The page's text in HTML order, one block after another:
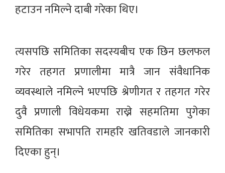
हटाउन नमिल्ने दाबी गरेका थिए।
त्यसपछि समितिका सदस्यबीच एक छिन छलफल
गरेर तहगत प्रणालीमा मात्रै जान संवैधानिक
व्यवस्थाले नमिल्ने भएपछि श्रेणीगत र तहगत गरेर
दुवै प्रणाली विधेयकमा राख्ने सहमतिमा पुगेका
समितिका सभापति रामहरि खतिवडाले जानकारी
दिएका हुन्।